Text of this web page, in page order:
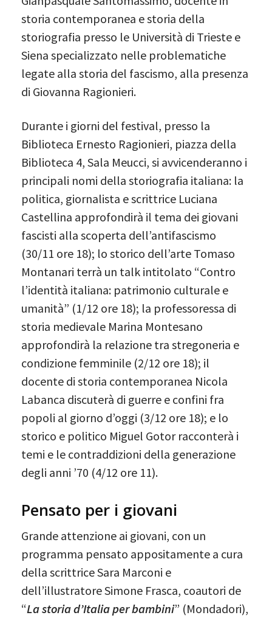
storia contemporanea e storia della
storiografia presso le Università di Trieste e
Siena specializzato nelle problematiche
legate alla storia del fascismo, alla presenza
di Giovanna Ragionieri.
Durante i giorni del festival, presso la
Biblioteca Ernesto Ragionieri, piazza della
Biblioteca 4, Sala Meucci, si avvicenderanno i
principali nomi della storiografia italiana: la
politica, giornalista e scrittrice Luciana
Castellina approfondirà il tema dei giovani
fascisti alla scoperta dell’antifascismo
(30/11 ore 18); lo storico dell’arte Tomaso
Montanari terrà un talk intitolato “Contro
l’identità italiana: patrimonio culturale e
umanità” (1/12 ore 18); la professoressa di
storia medievale Marina Montesano
approfondirà la relazione tra stregoneria e
condizione femminile (2/12 ore 18); il
docente di storia contemporanea Nicola
Labanca discuterà di guerre e confini fra
popoli al giorno d’oggi (3/12 ore 18); e lo
storico e politico Miguel Gotor racconterà i
temi e le contraddizioni della generazione
degli anni ’70 (4/12 ore 11).
Pensato per i giovani
Grande attenzione ai giovani, con un
programma pensato appositamente a cura
della scrittrice Sara Marconi e
dell’illustratore Simone Frasca, coautori de
“La storia d’Italia per bambini” (Mondadori),